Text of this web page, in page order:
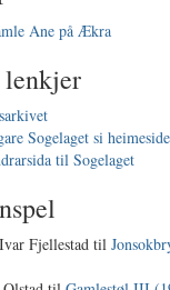
Ane på Ækra
Sogelaget si heimeside
til Sogelaget
Fjellestad til